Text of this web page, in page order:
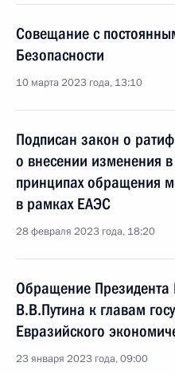
Совещание с
Безопасности
10 марта 2023 года, 13:10
Подписан закон о
о внесении изменения
принципах обращения
в рамках ЕАЭС
28 февраля 2023 года, 18:20
Обращение Президента
В.В.Путина к главам
Евразийского
23 января 2023 года, 09:00